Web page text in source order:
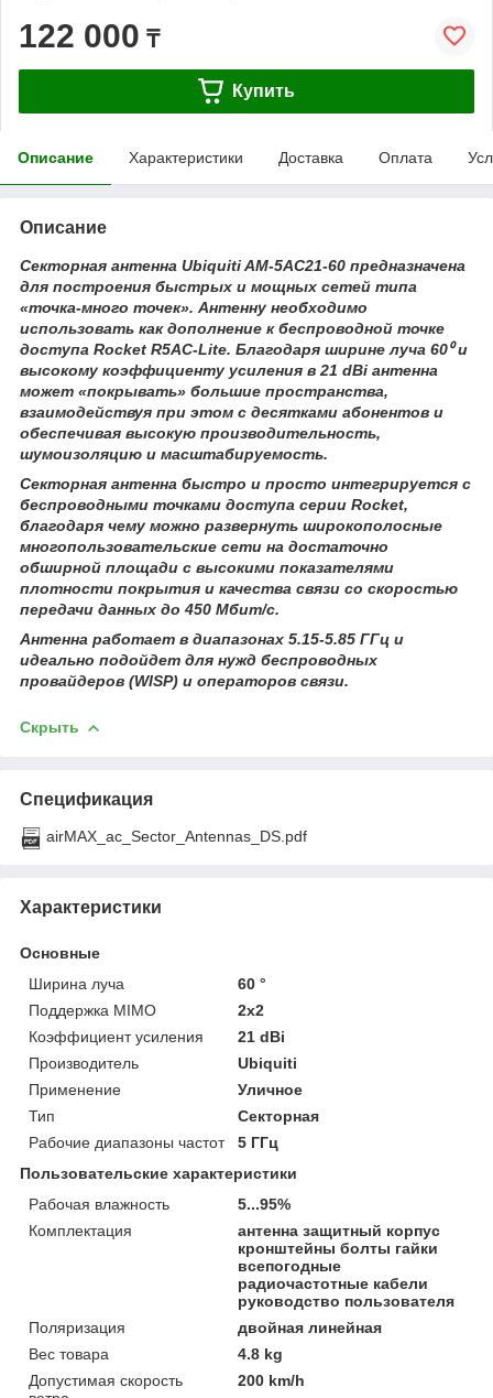
122 000 ₸
Купить
Описание Характеристики Доставка Оплата
Описание
Секторная антенна Ubiquiti AM-5AC21-60 предназначена
для построения быстрых и мощных сетей типа
«точка-много точек». Антенну необходимо
использовать как дополнение к беспроводной точке
доступа Rocket R5AC-Lite. Благодаря ширине луча 60⁰ и
высокому коэффициенту усиления в 21 dBi антенна
может «покрывать» большие пространства,
взаимодействуя при этом с десятками абонентов и
обеспечивая высокую производительность,
шумоизоляцию и масштабируемость.
Секторная антенна быстро и просто интегрируется с
беспроводными точками доступа серии Rocket,
благодаря чему можно развернуть широкополосные
многопользовательские сети на достаточно
обширной площади с высокими показателями
плотности покрытия и качества связи со скоростью
передачи данных до 450 Мбит/с.
Антенна работает в диапазонах 5.15-5.85 ГГц и
идеально подойдет для нужд беспроводных
провайдеров (WISP) и операторов связи.
Скрыть
Спецификация
airMAX_ac_Sector_Antennas_DS.pdf
Характеристики
Основные
Ширина луча
60 °
Поддержка MIMO
2x2
Коэффициент усиления
21 dBi
Производитель
Ubiquiti
Применение
Уличное
Тип
Секторная
Рабочие диапазоны частот
5 ГГц
Пользовательские характеристики
Рабочая влажность
5...95%
Комплектация
антенна защитный корпус
кронштейны болты гайки
всепогодные
радиочастотные кабели
руководство пользователя
Поляризация
двойная линейная
Вес товара
4.8 kg
Допустимая скорость
200 km/h